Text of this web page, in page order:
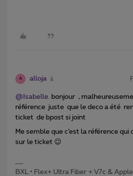
A alloja
@Isabelle. bonjour ,
référence juste que le deco a été
ticket de bpost si joint
Me semble que c’est la référence
sur le ticket 😉
BXL • Flex+ Ultra Fiber + V7c &